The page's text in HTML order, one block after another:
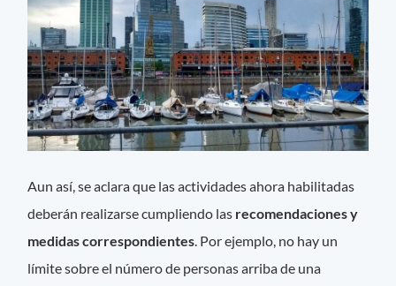
Aun así, se aclara que las actividades ahora habilitadas
deberán realizarse cumpliendo las recomendaciones y
medidas correspondientes. Por ejemplo, no hay un
límite sobre el número de personas arriba de una